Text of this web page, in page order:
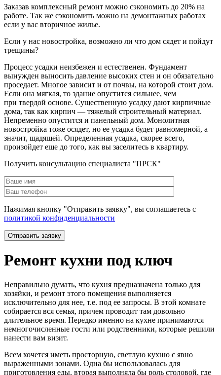
Заказав комплексный ремонт можно сэкономить до 20% на
работе. Так же сэкономить можно на демонтажных работах
если у вас вторичное жилье.
Если у нас новостройка, возможно ли что дом сядет и пойдут
трещины?
Процесс усадки неизбежен и естественен. Фундамент
вынужден выносить давление высоких стен и он обязательно
проседает. Многое зависит и от почвы, на которой стоит дом.
Если она мягкая, то здание опустится сильнее, чем
при твердой основе. Существенную усадку дают кирпичные
дома, так как кирпич — тяжелый строительный материал.
Непременно опустится и панельный дом. Монолитная
новостройка тоже осядет, но ее усадка будет равномерной, а
значит, щадящей. Определенная усадка, скорее всего,
произойдет еще до того, как вы заселитесь в квартиру.
Получить консультацию специалиста "ПРСК"
Нажимая кнопку "Отправить заявку", вы соглашаетесь с
политикой конфиденциальности
Ремонт кухни под ключ
Неправильно думать, что кухня предназначена только для
хозяйки, и ремонт этого помещения выполняется
исключительно для нее, т.е. под ее запросы. В этой комнате
собирается вся семья, причем проводит там довольно
длительное время. Нередко именно на кухне принимаются
немногочисленные гости или родственники, которые решили
нанести вам визит.
Всем хочется иметь просторную, светлую кухню с явно
выраженными зонами. Одна бы использовалась для
приготовления еды, вторая выполняла бы роль столовой, где